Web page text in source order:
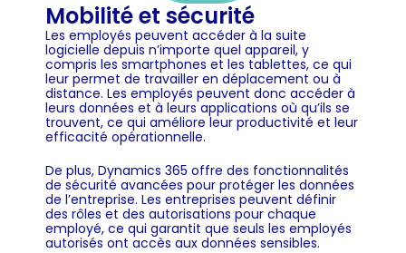
Mobilité et sécurité
Les employés peuvent accéder à la suite
logicielle depuis n’importe quel appareil, y
compris les smartphones et les tablettes, ce qui
leur permet de travailler en déplacement ou à
distance. Les employés peuvent donc accéder à
leurs données et à leurs applications où qu’ils se
trouvent, ce qui améliore leur productivité et leur
efficacité opérationnelle.
De plus, Dynamics 365 offre des fonctionnalités
de sécurité avancées pour protéger les données
de l’entreprise. Les entreprises peuvent définir
des rôles et des autorisations pour chaque
employé, ce qui garantit que seuls les employés
autorisés ont accès aux données sensibles.